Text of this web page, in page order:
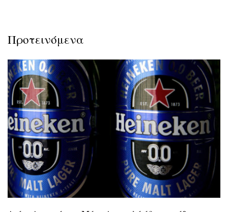
Προτεινόμενα